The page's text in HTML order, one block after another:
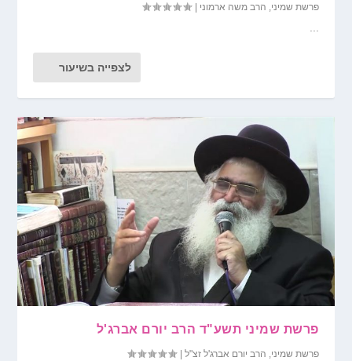
פרשת שמיני הרב משה ארמוני |
לצפייה בשיעור
פרשת שמיני תשע"ד הרב יורם אברג'ל
פרשת שמיני, הרב יורם אברג'ל זצ"ל |